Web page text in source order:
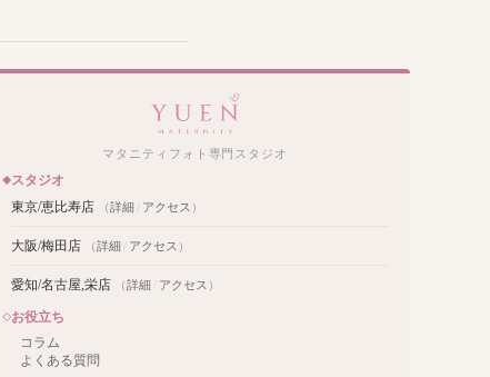
マタニティフォト専門スタジオ
スタジオ
東京/恵比寿店
（詳細 アクセス ）
大阪/梅田店 （詳細 アクセス ）
愛知/名古屋,栄店 （詳細 アクセス ）
お役立ち
コラム
よくある質問